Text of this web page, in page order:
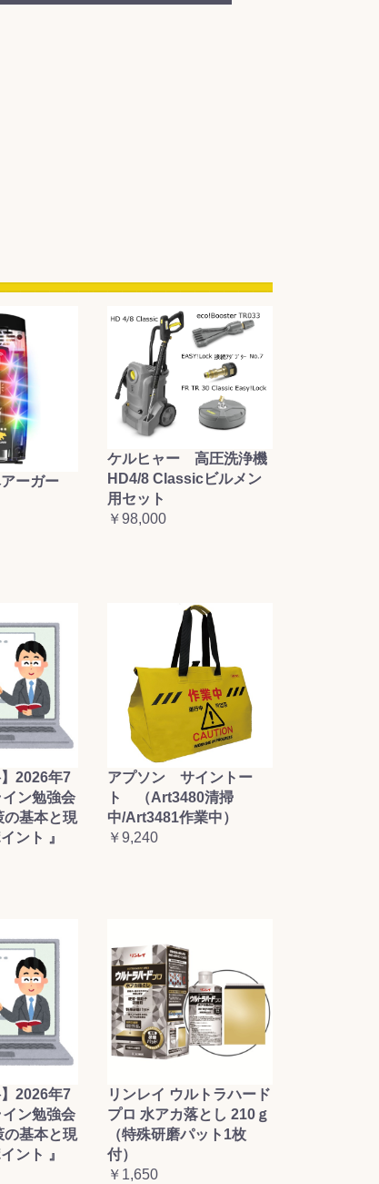
ーガー
ケルヒャー 高圧洗浄機
HD4/8 Classicビルメン
用セット
￥98,000
】2026年7
ン勉強会
の基本と現
ント 』
アプソン サイントー
ト （Art3480清掃
中/Art3481作業中）
￥9,240
】2026年7
ン勉強会
の基本と現
ント 』
リンレイ ウルトラハード
プロ 水アカ落とし 210ｇ
（特殊研磨パット1枚
付）
￥1,650